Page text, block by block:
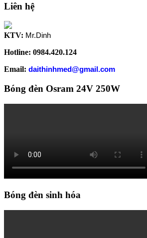
Liên hệ
KTV: Mr.Dinh
Hotline: 0984.420.124
Email: daithinhmed@gmail.com
Bóng đèn Osram 24V 250W
Bóng đèn sinh hóa